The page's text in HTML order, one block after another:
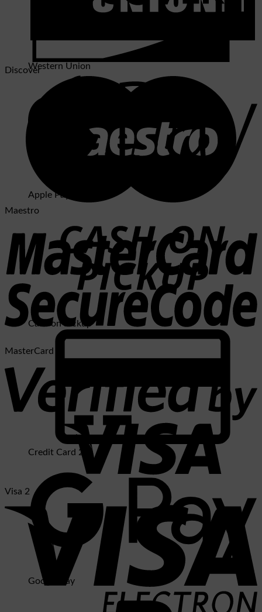
Western Union
Apple Pay
Cash on Pickup
Credit Card 2
Google Pay
Discover
Maestro
MasterCard 2
Visa 2